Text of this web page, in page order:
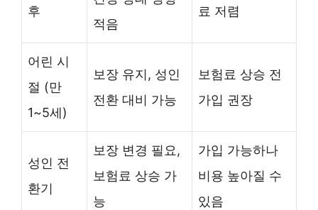
후
적음
료 저렴
어린 시
절 (만
1~5세)
보장 유지, 성인
전환 대비 가능
보험료 상승 전
가입 권장
성인 전
환기
보장 변경 필요,
보험료 상승 가
능
가입 가능하나
비용 높아질 수
있음